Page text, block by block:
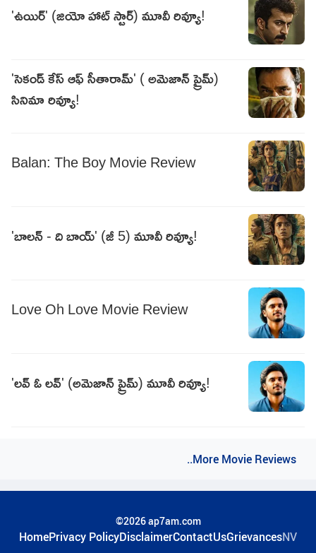
'ఉయిర్' (జియో హాట్ స్టార్) మూవీ రివ్యూ!
'సెకండ్ కేస్ ఆఫ్ సీతారామ్' ( అమెజాన్ ప్రైమ్)
సినిమా రివ్యూ!
Balan: The Boy Movie Review
'బాలన్ - ది బాయ్' (జీ 5) మూవీ రివ్యూ!
Love Oh Love Movie Review
'లవ్ ఓ లవ్' (అమెజాన్ ప్రైమ్) మూవీ రివ్యూ!
..More Movie Reviews
©2026 ap7am.com
HomePrivacy PolicyDisclaimerContactUsGrievancesNV